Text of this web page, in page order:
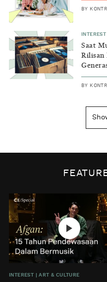
BY
INTEREST
Saat
Rilisan
BY
Biaya
INTEREST
No
INTEREST |ART & CULTURE